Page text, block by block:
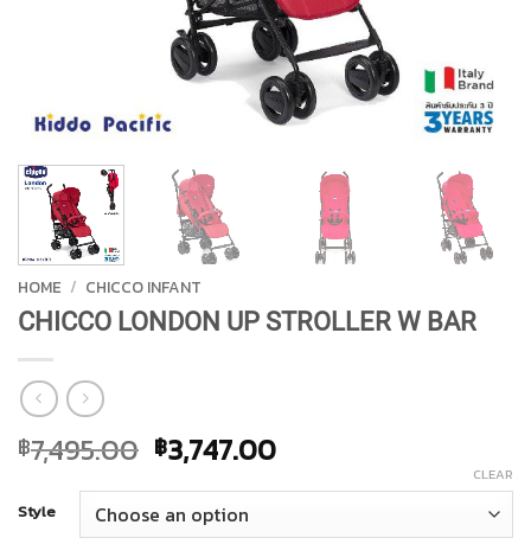
HOME / CHICCO INFANT
CHICCO LONDON UP STROLLER W BAR
฿7,495.00 Original
price
was:
฿7,495.00.
฿3,747.00Current
is:
฿3,747.00.
Style
CLEAR